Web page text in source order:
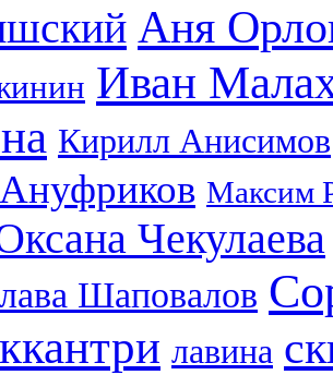
Аня
Иван
Кирилл Анисимов
Максим
Чекулаева
Шаповалов
лавина